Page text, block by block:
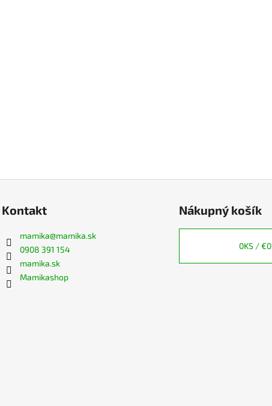
Kontakt
mamika@mamika.sk
0908 391 154
mamika.sk
Mamikashop
Nákupný košík
0KS /€0